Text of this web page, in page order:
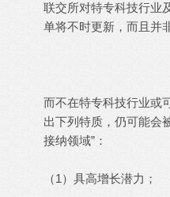
联交所对特专科技行业
单将不时更新，而且并
而不在特专科技行业或
出下列特质，仍可能会
接纳领域”：
（1）具高增长潜力；